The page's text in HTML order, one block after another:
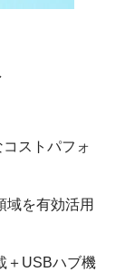
ストパフォ
域を有効活用
＋USBハブ機